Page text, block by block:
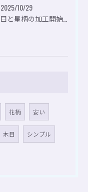
2025/10/29
花柄 安い
木目 シンプル